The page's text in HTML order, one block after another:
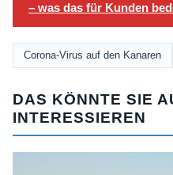
– was das für Kunden
Corona-Virus auf den Kanaren
DAS KÖNNTE SIE
INTERESSIEREN